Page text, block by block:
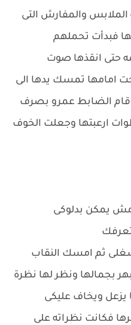
والمفارش التى
فبدأت تحملهم
حتى انقذها صوت
امامها تمسك يدها الى
الضابط عمرو بصرف
ارعبتها وجعلت الخوف
مش يمكن بدلوكى
ثم امسك النقاب
بجمالها ونظر لها نظرة
يزعل ويخاف عليكى
فكانت نظراته على